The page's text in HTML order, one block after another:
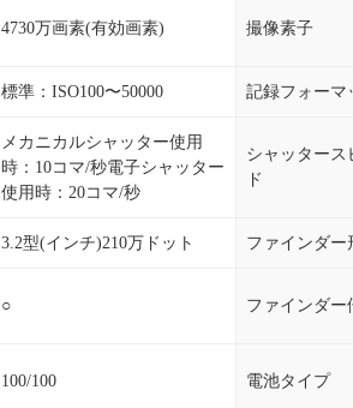
4730万画素(有効画素) 撮像素子
標準：ISO100〜50000 記録フォーマ
メカニカルシャッター使用
時：10コマ/秒電子シャッター
使用時：20コマ/秒
シャッタース
ド
3.2型(インチ)210万ドット ファインダー
○ ファインダー
100/100 電池タイプ